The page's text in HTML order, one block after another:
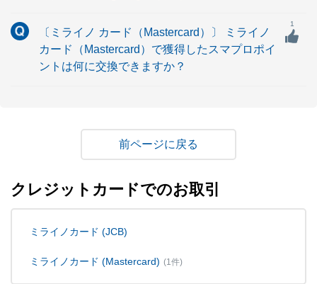
〔ミライノ カード（Mastercard）〕 ミライノ
カード（Mastercard）で獲得したスマプロポイ
ントは何に交換できますか？
1
戻る
クレジットカードでのお取引
ミライノカード (JCB)
ミライノカード (Mastercard) (1件)